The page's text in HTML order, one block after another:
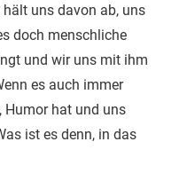
uns davon ab, uns
doch menschliche
und wir uns mit ihm
es auch immer
Humor hat und uns
ist es denn, in das